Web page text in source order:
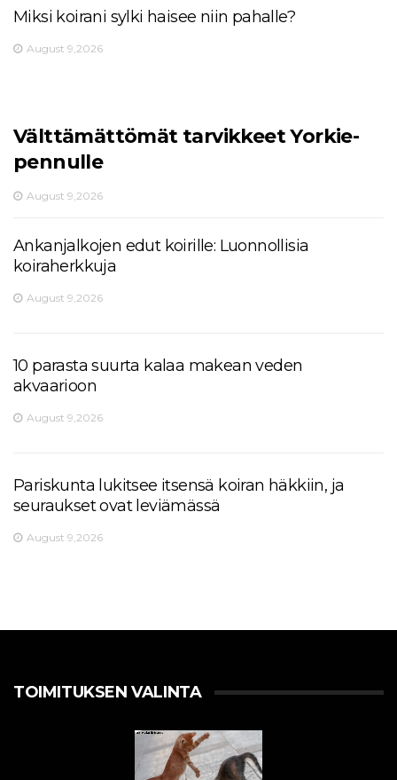
Miksi koirani sylki haisee niin pahalle?
August 9,2026
Välttämättömät tarvikkeet Yorkie-
pennulle
August 9,2026
Ankanjalkojen edut koirille: Luonnollisia
koiraherkkuja
August 9,2026
10 parasta suurta kalaa makean veden
akvaarioon
August 9,2026
Pariskunta lukitsee itsensä koiran häkkiin, ja
seuraukset ovat leviämässä
August 9,2026
TOIMITUKSEN VALINTA